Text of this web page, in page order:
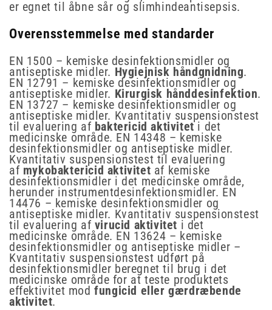
er egnet til åbne sår og slimhindeantisepsis.
Overensstemmelse med standarder
EN 1500 – kemiske desinfektionsmidler og
antiseptiske midler. Hygiejnisk håndgnidning.
EN 12791 – kemiske desinfektionsmidler og
antiseptiske midler. Kirurgisk hånddesinfektion.
EN 13727 – kemiske desinfektionsmidler og
antiseptiske midler. Kvantitativ suspensionstest
til evaluering af baktericid aktiviteti det
medicinske område. EN 14348 – kemiske
desinfektionsmidler og antiseptiske midler.
Kvantitativ suspensionstest til evaluering
af mykobaktericid aktivitet af kemiske
desinfektionsmidler i det medicinske område,
herunder instrumentdesinfektionsmidler. EN
14476 – kemiske desinfektionsmidler og
antiseptiske midler. Kvantitativ suspensionstest
til evaluering af virucid aktivitet i det
medicinske område. EN 13624 – kemiske
desinfektionsmidler og antiseptiske midler –
Kvantitativ suspensionstest udført på
desinfektionsmidler beregnet til brug i det
medicinske område for at teste produktets
effektivitet modfungicid eller gærdræbende
aktivitet.